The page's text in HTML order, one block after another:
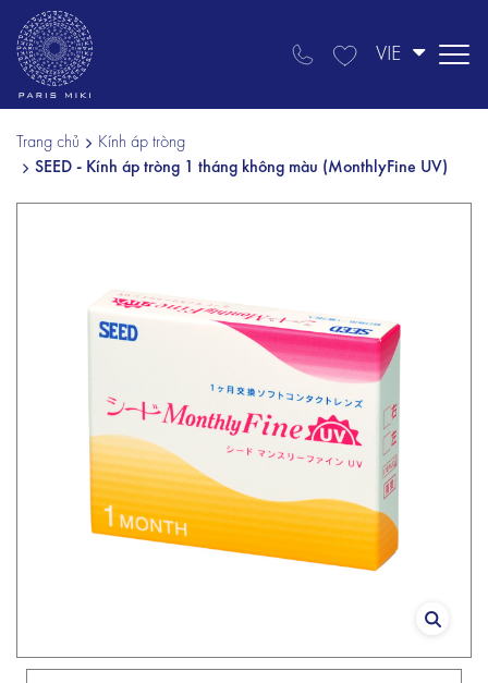
VIE
Trang chủ
Kính áp tròng
SEED - Kính áp tròng 1 tháng không màu (MonthlyFine UV)